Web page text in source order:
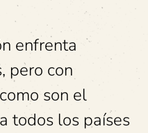
enfrenta
pero con
son el
todos los países